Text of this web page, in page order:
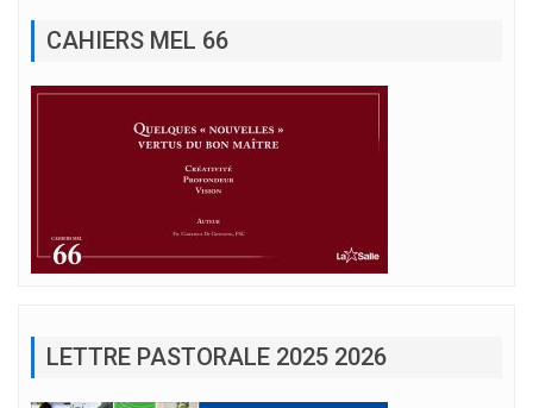
CAHIERS MEL 66
LETTRE PASTORALE 2025 2026